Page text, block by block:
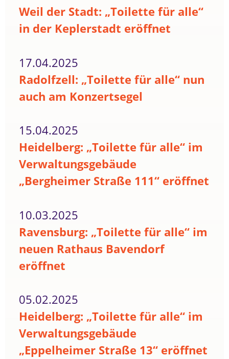
Weil der Stadt: „Toilette für alle“
in der Keplerstadt eröffnet
17.04.2025
Radolfzell: „Toilette für alle“ nun
auch am Konzertsegel
15.04.2025
Heidelberg: „Toilette für alle“ im
Verwaltungsgebäude
„Bergheimer Straße 111“ eröffnet
10.03.2025
Ravensburg: „Toilette für alle“ im
neuen Rathaus Bavendorf
eröffnet
05.02.2025
Heidelberg: „Toilette für alle“ im
Verwaltungsgebäude
„Eppelheimer Straße 13“ eröffnet